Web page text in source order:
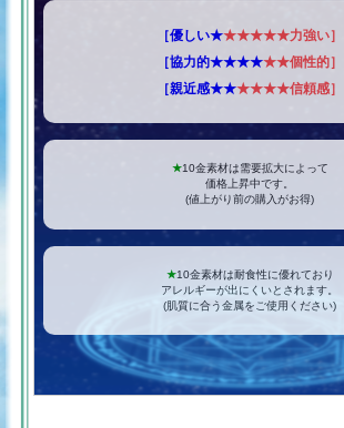
［優しい★★★★★★力強い］
［協力的★★★★★★個性的］
［親近感★★★★★★信頼感］
★10金素材は需要拡大によって
価格上昇中です。
(値上がり前の購入がお得)
★10金素材は耐食性に優れており
アレルギーが出にくいとされます。
(肌質に合う金属をご使用ください)